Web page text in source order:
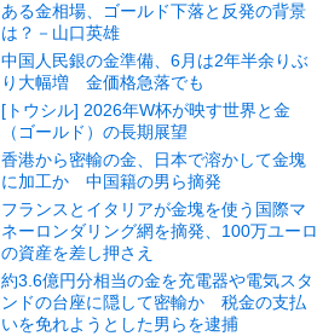
ある金相場、ゴールド下落と反発の背景
は？－山口英雄
中国人民銀の金準備、6月は2年半余りぶ
り大幅増 金価格急落でも
[トウシル] 2026年W杯が映す世界と金
（ゴールド）の長期展望
香港から密輸の金、日本で溶かして金塊
に加工か 中国籍の男ら摘発
フランスとイタリアが金塊を使う国際マ
ネーロンダリング網を摘発、100万ユーロ
の資産を差し押さえ
約3.6億円分相当の金を充電器や電気スタ
ンドの台座に隠して密輸か 税金の支払
いを免れようとした男らを逮捕